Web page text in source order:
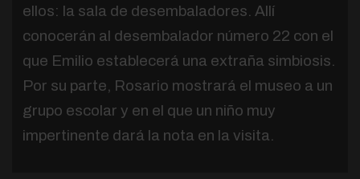
ellos: la sala de desembaladores. Allí
conocerán al desembalador número 22 con el
que Emilio establecerá una extraña simbiosis.
Por su parte, Rosario mostrará el museo a un
grupo escolar y en el que un niño muy
impertinente dará la nota en la visita.